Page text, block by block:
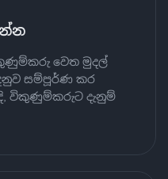
වෙත මුදල්
සම්පූර්ණ කර
විකුණුම්කරුට දැනුම්